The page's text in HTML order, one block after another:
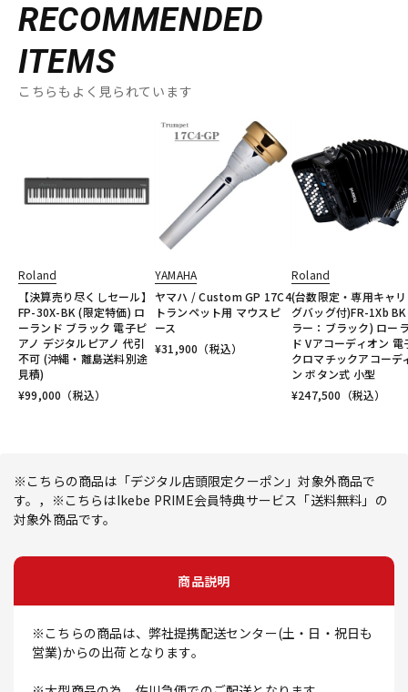
RECOMMENDED
ITEMS
こちらもよく見られています
Roland
【決算売り尽くしセール】
FP-30X-BK (限定特価) ロ
ーランド ブラック 電子ピ
アノ デジタルピアノ 代引
不可 (沖縄・離島送料別途
見積)
¥99,000 （税込）
YAMAHA
ヤマハ / Custom GP 17C4
トランペット用 マウスピ
ース
¥31,900 （税込）
Roland
(台数限定・専用キャ
グバッグ付)FR-1Xb
ラー：ブラック) ロー
ド Vアコーディオン 電
クロマチックアコーデ
ン ボタン式 小型
¥247,500 （税込）
※こちらの商品は「デジタル店頭限定クーポン」対象外商品で
す。，※こちらはIkebe PRIME会員特典サービス「送料無料」の
対象外商品です。
商品説明
※こちらの商品は、弊社提携配送センター(土・日・祝日も
営業)からの出荷となります。